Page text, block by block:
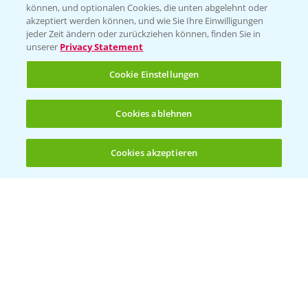
Standortreport Nauen - Eine starke
Herbizidlösung im Mais
16.04.2025
(noch 4)
können, und optionalen Cookies, die unten abgelehnt oder
akzeptiert werden können, und wie Sie Ihre Einwilligungen
jeder Zeit ändern oder zurückziehen können, finden Sie in
unserer Privacy Statement
Cookie Einstellungen
Cookies ablehnen
Cookies akzeptieren